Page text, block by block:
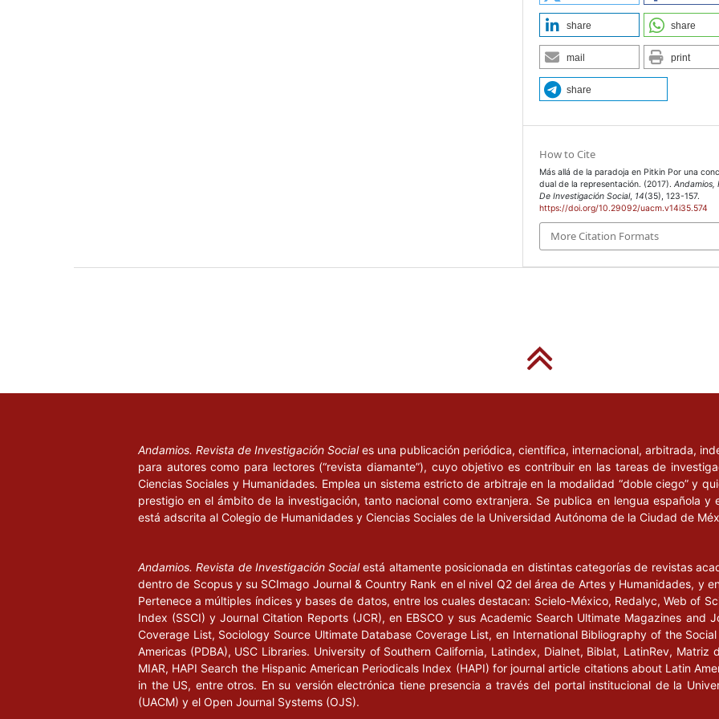
share share
mail print
share
How to Cite
Más allá de la paradoja en Pitkin Por una
dual de la representación. (2017).Andamios,
De Investigación Social, 14(35), 123-157.
https://doi.org/10.29092/uacm.v14i35.574
More Citation Formats
Andamios. Revista de Investigación Sociales una publicación periódica, científica, internacional, arbitrada,
para autores como para lectores (“revista diamante”), cuyo objetivo es contribuir en las tareas de
Ciencias Sociales y Humanidades. Emplea un sistema estricto de arbitraje en la modalidad “doble ciego” y
prestigio en el ámbito de la investigación, tanto nacional como extranjera. Se publica en lengua española
está adscrita al Colegio de Humanidades y Ciencias Sociales de la Universidad Autónoma de la Ciudad de
Andamios. Revista de Investigación Socialestá altamente posicionada en distintas categorías de revistas
dentro de Scopus y su SCImago Journal & Country Rank en el nivel Q2 del área de Artes y Humanidades, y
Pertenece a múltiples índices y bases de datos, entre los cuales destacan: Scielo-México, Redalyc, Web of
Index (SSCI) y Journal Citation Reports (JCR), en EBSCO y sus Academic Search Ultimate Magazines and
Coverage List, Sociology Source Ultimate Database Coverage List, en International Bibliography of the
Americas (PDBA), USC Libraries. University of Southern California, Latindex, Dialnet, Biblat, LatinRev, Matriz
MIAR, HAPI Search the Hispanic American Periodicals Index (HAPI) for journal article citations about Latin
in the US, entre otros. En su versión electrónica tiene presencia a través del portal institucional de la
(UACM) y el Open Journal Systems (OJS).